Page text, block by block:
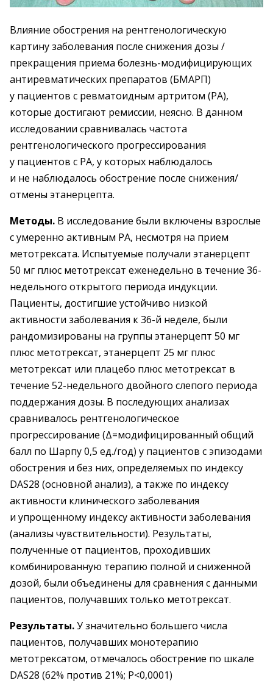
Влияние обострения на рентгенологическую
картину заболевания после снижения дозы /
прекращения приема болезнь-модифицирующих
антиревматических препаратов (БМАРП)
у пациентов с ревматоидным артритом (РА),
которые достигают ремиссии, неясно. В данном
исследовании сравнивалась частота
рентгенологического прогрессирования
у пациентов с РА, у которых наблюдалось
и не наблюдалось обострение после снижения/
отмены этанерцепта.
Методы. В исследование были включены взрослые
с умеренно активным РА, несмотря на прием
метотрексата. Испытуемые получали этанерцепт
50 мг плюс метотрексат еженедельно в течение 36-
недельного открытого периода индукции.
Пациенты, достигшие устойчиво низкой
активности заболевания к 36-й неделе, были
рандомизированы на группы этанерцепт 50 мг
плюс метотрексат, этанерцепт 25 мг плюс
метотрексат или плацебо плюс метотрексат в
течение 52-недельного двойного слепого периода
поддержания дозы. В последующих анализах
сравнивалось рентгенологическое
прогрессирование (Δ=модифицированный общий
балл по Шарпу 0,5 ед./год) у пациентов с эпизодами
обострения и без них, определяемых по индексу
DAS28 (основной анализ), а также по индексу
активности клинического заболевания
и упрощенному индексу активности заболевания
(анализы чувствительности). Результаты,
полученные от пациентов, проходивших
комбинированную терапию полной и сниженной
дозой, были объединены для сравнения с данными
пациентов, получавших только метотрексат.
Результаты.У значительно большего числа
пациентов, получавших монотерапию
метотрексатом, отмечалось обострение по шкале
DAS28 (62% против 21%; P<0,0001)